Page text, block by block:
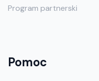
Program partnerski
Pomoc